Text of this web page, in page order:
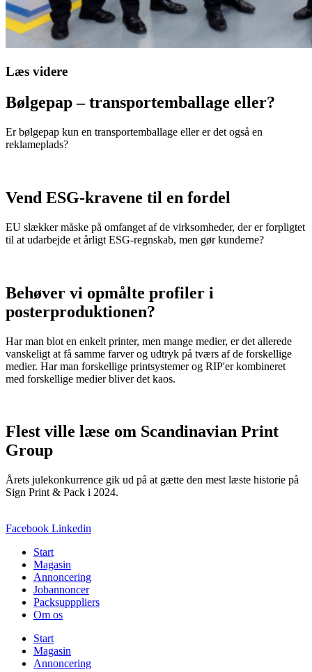
Læs videre
Bølgepap – transportemballage eller?
Er bølgepap kun en transportemballage eller er det også en
reklameplads?
Vend ESG-kravene til en fordel
EU slækker måske på omfanget af de virksomheder, der er forpligtet
til at udarbejde et årligt ESG-regnskab, men gør kunderne?
Behøver vi opmålte profiler i
posterproduktionen?
Har man blot en enkelt printer, men mange medier, er det allerede
vanskeligt at få samme farver og udtryk på tværs af de forskellige
medier. Har man forskellige printsystemer og RIP'er kombineret
med forskellige medier bliver det kaos.
Flest ville læse om Scandinavian Print
Group
Årets julekonkurrence gik ud på at gætte den mest læste historie på
Sign Print & Pack i 2024.
Facebook Linkedin
Start
Magasin
Annoncering
Jobannoncer
Packsupppliers
Om os
Start
Magasin
Annoncering